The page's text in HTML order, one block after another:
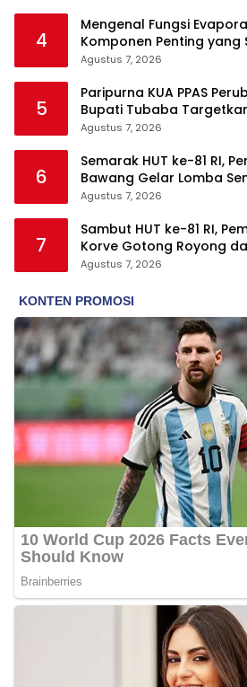
4
Mengenal Fungsi
Komponen Penting yang
Agustus 7, 2026
5
Paripurna KUA PPAS
Bupati Tubaba
Daerah Rp820,3 Miliar
Agustus 7, 2026
6
Semarak HUT ke-81 RI,
Bawang Gelar Lomba
Agustus 7, 2026
7
Sambut HUT ke-81 RI,
Korve Gotong Royong
Serentak
Agustus 7, 2026